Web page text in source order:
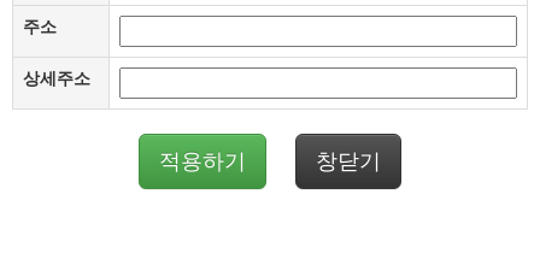
주소
상세주소
적용하기 창닫기